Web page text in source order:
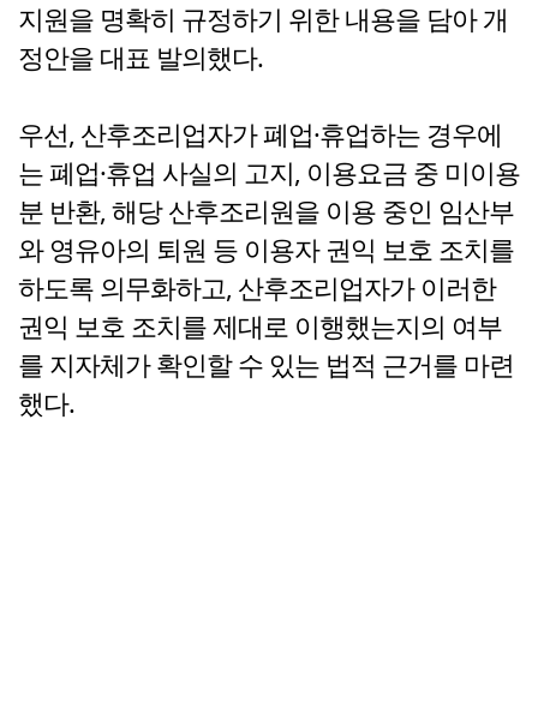
지원을 명확히 규정하기 위한 내용을 담아 개
정안을 대표 발의했다.
우선, 산후조리업자가 폐업·휴업하는 경우에
는 폐업·휴업 사실의 고지, 이용요금 중 미이용
분 반환, 해당 산후조리원을 이용 중인 임산부
와 영유아의 퇴원 등 이용자 권익 보호 조치를
하도록 의무화하고, 산후조리업자가 이러한
권익 보호 조치를 제대로 이행했는지의 여부
를 지자체가 확인할 수 있는 법적 근거를 마련
했다.